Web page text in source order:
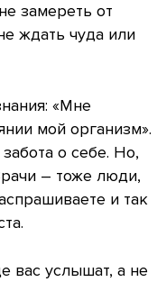
замереть от
ждать чуда или
«Мне
мой организм».
о себе. Но,
– тоже люди,
и так
вас услышат, а не